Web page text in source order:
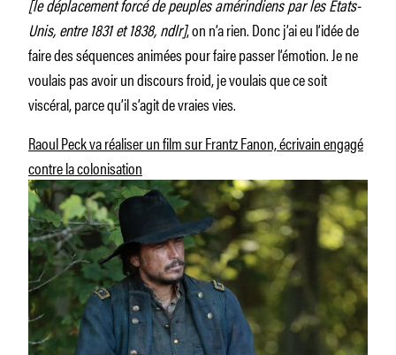
Unis, entre 1831 et 1838, ndlr], on n’a rien. Donc j’ai eu l’idée de
faire des séquences animées pour faire passer l’émotion. Je ne
voulais pas avoir un discours froid, je voulais que ce soit
viscéral, parce qu’il s’agit de vraies vies.
Raoul Peck va réaliser un film sur Frantz Fanon, écrivain engagé
contre la colonisation